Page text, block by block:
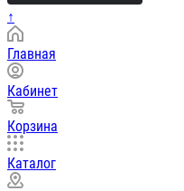
↑
Главная
Кабинет
Корзина
Каталог